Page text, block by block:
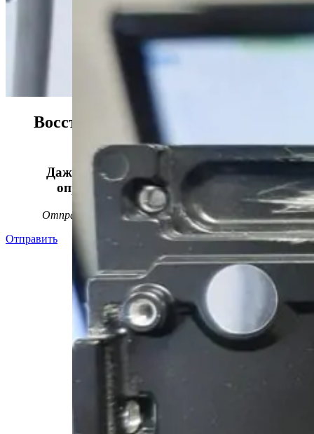
Восстанавливаем данные в 98%
случаев!
Даже, если носитель информации не
определяется, стучит или пищит.
Отправьте заявку набесплатнуюдиагностику
Отправить